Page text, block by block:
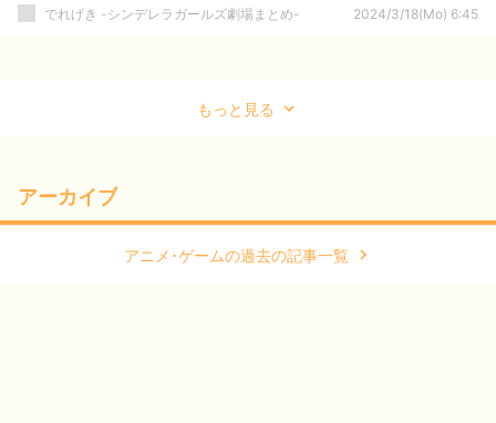
でれげき -シンデレラガールズ劇場まとめ- 2024/3/18(Mo) 6:45
もっと見る
アーカイブ
アニメ･ゲームの過去の記事一覧